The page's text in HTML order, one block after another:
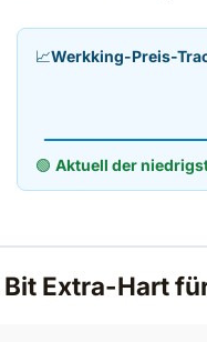
📈Werkking-Preis-
🟢 Aktuell der
Extra-Hart